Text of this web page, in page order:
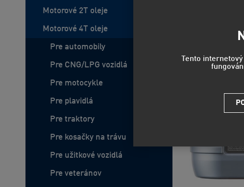
Motorové 2T oleje
Motorové 4T oleje
Pre automobily
Pre CNG/LPG vozidlá
Pre motocykle
Pre plavidlá
Pre traktory
Pre kosačky na trávu
Pre užitkové vozidlá
Pre veteránov
Tento